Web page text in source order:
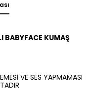
BABYFACE KUMAŞ
VE SES YAPMAMASI